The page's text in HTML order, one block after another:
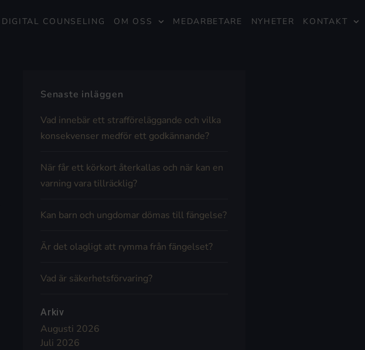
DIGITAL COUNSELING OM OSS MEDARBETARE NYHETER KONTAKT
Senaste inläggen
Vad innebär ett strafföreläggande och vilka
konsekvenser medför ett godkännande?
När får ett körkort återkallas och när kan en
varning vara tillräcklig?
Kan barn och ungdomar dömas till fängelse?
Är det olagligt att rymma från fängelset?
Vad är säkerhetsförvaring?
Arkiv
Augusti 2026
Juli 2026